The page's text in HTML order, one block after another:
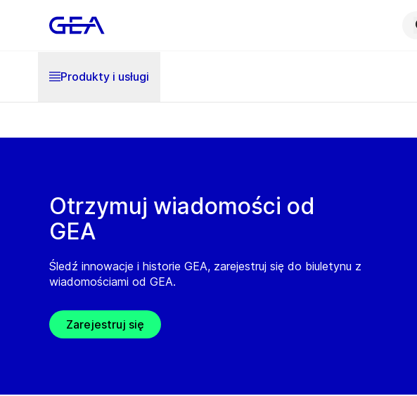
Produkty i usługi
Otrzymuj wiadomości od
GEA
Śledź innowacje i historie GEA, zarejestruj się do biuletynu z
wiadomościami od GEA.
Zarejestruj się